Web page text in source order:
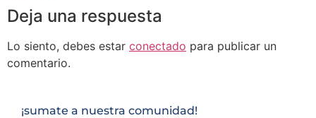
Deja una respuesta
Lo siento, debes estar conectado para publicar un
comentario.
¡sumate a nuestra comunidad!